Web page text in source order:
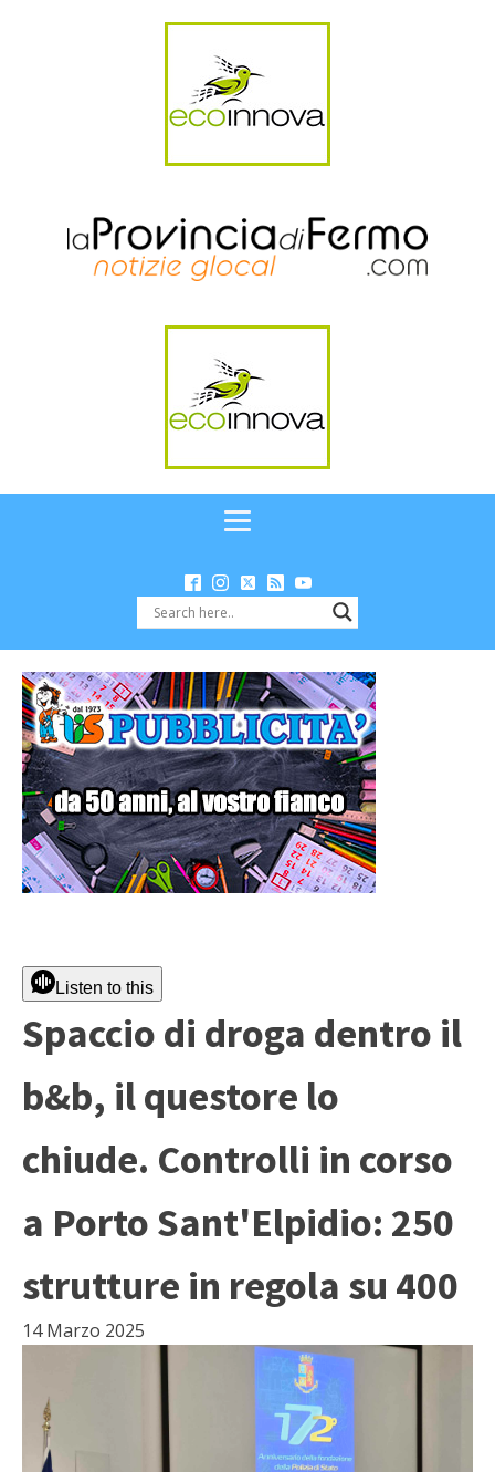
Listen to this
Spaccio di droga dentro il
b&b, il questore lo
chiude. Controlli in corso
a Porto Sant'Elpidio: 250
strutture in regola su 400
14 Marzo 2025